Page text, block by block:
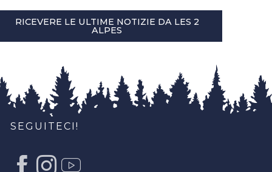
RICEVERE LE ULTIME NOTIZIE DA LES 2
ALPES
SEGUITECI!